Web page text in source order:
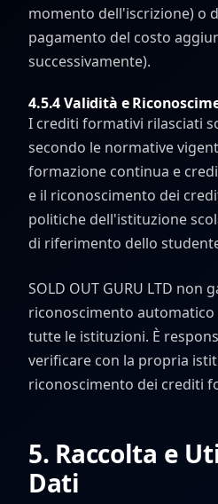
momento dell'iscrizione) o
pagamento del costo
successivamente).
4.5.4 Validità e
I crediti formativi rilasciati
secondo le normative
formazione continua e
e il riconoscimento dei
politiche dell'istituzione
di riferimento dello
SOLD OUT GURU LTD non
riconoscimento
tutte le istituzioni. È
verificare con la propria
riconoscimento dei crediti
5. Raccolta e
Dati